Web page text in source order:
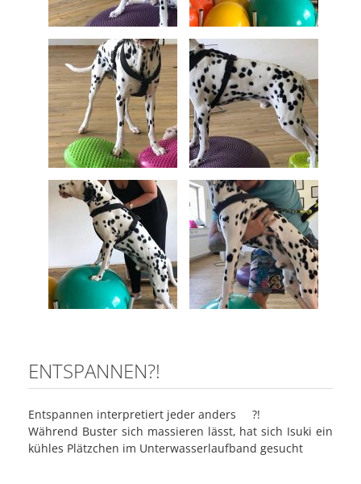
ENTSPANNEN?!
Entspannen interpretiert jeder anders ?!
Während Buster sich massieren lässt, hat sich Isuki ein
kühles Plätzchen im Unterwasserlaufband gesucht